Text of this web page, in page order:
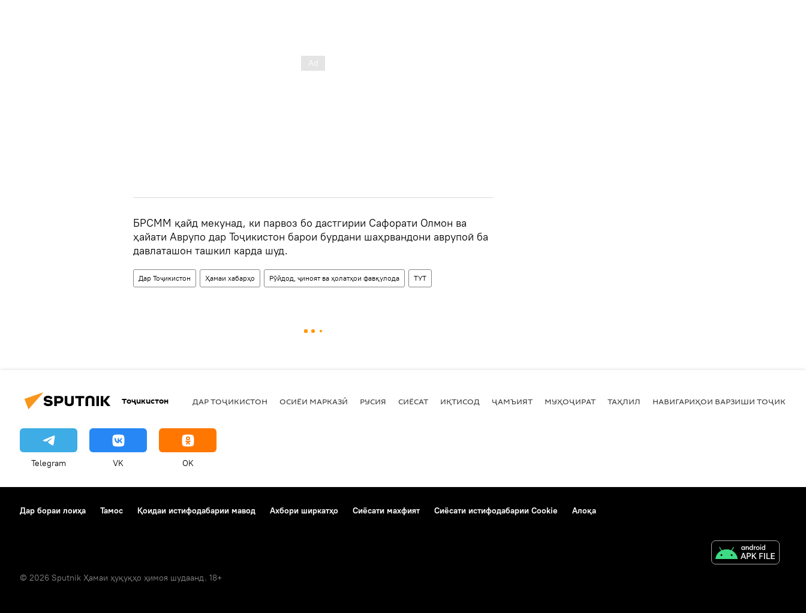
БРСММ қайд мекунад, ки парвоз бо дастгирии Сафорати Олмон ва
ҳайати Аврупо дар Тоҷикистон барои бурдани шаҳрвандони аврупоӣ ба
давлаташон ташкил карда шуд.
Дар Тоҷикистон Ҳамаи хабарҳо Рӯйдод, ҷиноят ва ҳолатҳои фавқулода ТУТ
Тоҷикистон ДАР ТОҶИКИСТОН ОСИЁИ МАРКАЗӢ РУСИЯ СИЁСАТ ИҚТИСОД ҶАМЪИЯТ МУҲОҶИРАТ ТАҲЛИЛ НАВИГАРИҲОИ ВАРЗИШИ
Telegram VK OK
Дар бораи лоиҳа Тамос Қоидаи истифодабарии мавод Ахбори ширкатҳо Сиёсати махфият Сиёсати истифодабарии Cookie Алоқа
© 2026 Sputnik Ҳамаи ҳуқуқҳо ҳимоя шудаанд. 18+